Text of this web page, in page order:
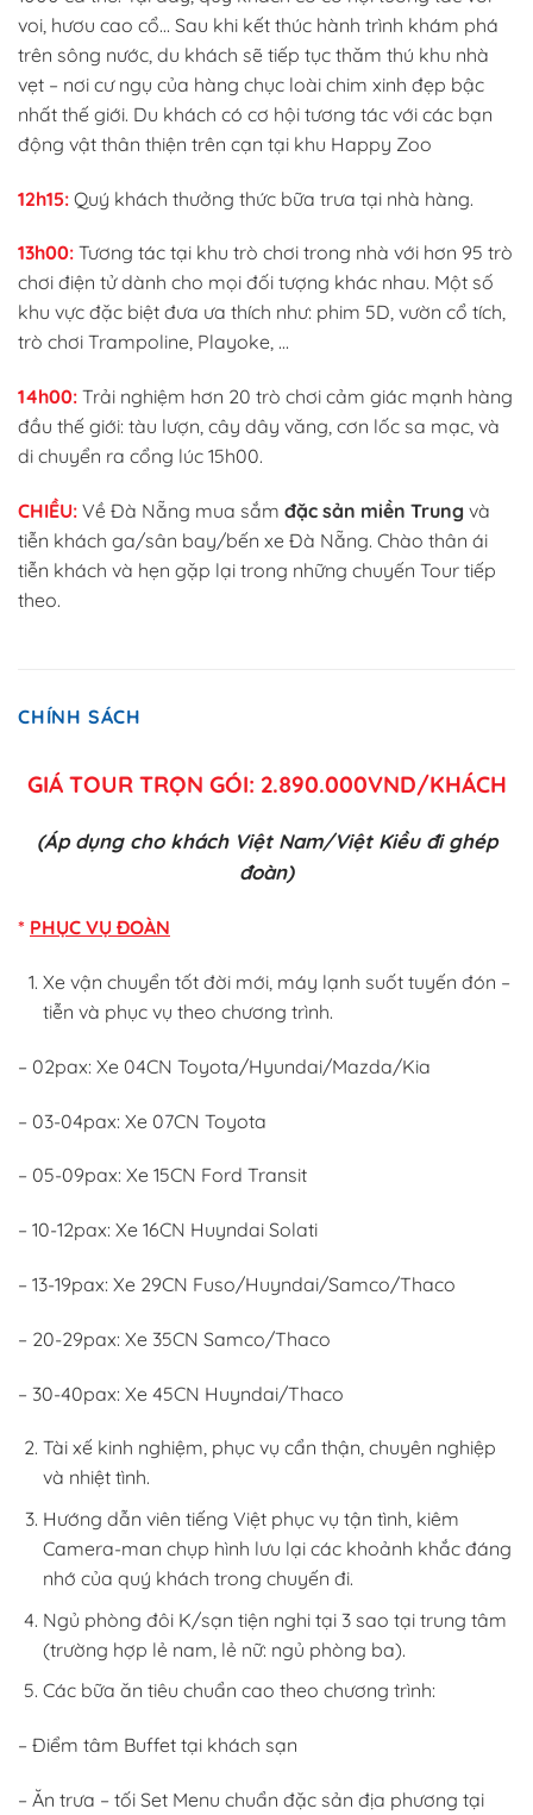
voi, hươu cao cổ… Sau khi kết thúc hành trình khám phá
trên sông nước, du khách sẽ tiếp tục thăm thú khu nhà
vẹt – nơi cư ngụ của hàng chục loài chim xinh đẹp bậc
nhất thế giới. Du khách có cơ hội tương tác với các bạn
động vật thân thiện trên cạn tại khu Happy Zoo
12h15: Quý khách thưởng thức bữa trưa tại nhà hàng.
13h00: Tương tác tại khu trò chơi trong nhà với hơn 95 trò
chơi điện tử dành cho mọi đối tượng khác nhau. Một số
khu vực đặc biệt đưa ưa thích như: phim 5D, vườn cổ tích,
trò chơi Trampoline, Playoke, …
14h00: Trải nghiệm hơn 20 trò chơi cảm giác mạnh hàng
đầu thế giới: tàu lượn, cây dây văng, cơn lốc sa mạc, và
di chuyển ra cổng lúc 15h00.
CHIỀU: Về Đà Nẵng mua sắm đặc sản miền Trung và
tiễn khách ga/sân bay/bến xe Đà Nẵng. Chào thân ái
tiễn khách và hẹn gặp lại trong những chuyến Tour tiếp
theo.
CHÍNH SÁCH
GIÁ TOUR TRỌN GÓI: 2.890.000VND/KHÁCH
(Áp dụng cho khách Việt Nam/Việt Kiều đi ghép
đoàn)
* PHỤC VỤ ĐOÀN
Xe vận chuyển tốt đời mới, máy lạnh suốt tuyến đón –
tiễn và phục vụ theo chương trình.
– 02pax: Xe 04CN Toyota/Hyundai/Mazda/Kia
– 03-04pax: Xe 07CN Toyota
– 05-09pax: Xe 15CN Ford Transit
– 10-12pax: Xe 16CN Huyndai Solati
– 13-19pax: Xe 29CN Fuso/Huyndai/Samco/Thaco
– 20-29pax: Xe 35CN Samco/Thaco
– 30-40pax: Xe 45CN Huyndai/Thaco
Tài xế kinh nghiệm, phục vụ cẩn thận, chuyên nghiệp
và nhiệt tình.
Hướng dẫn viên tiếng Việt phục vụ tận tình, kiêm
Camera-man chụp hình lưu lại các khoảnh khắc đáng
nhớ của quý khách trong chuyến đi.
Ngủ phòng đôi K/sạn tiện nghi tại 3 sao tại trung tâm
(trường hợp lẻ nam, lẻ nữ: ngủ phòng ba).
Các bữa ăn tiêu chuẩn cao theo chương trình:
– Điểm tâm Buffet tại khách sạn
– Ăn trưa – tối Set Menu chuẩn đặc sản địa phương tại